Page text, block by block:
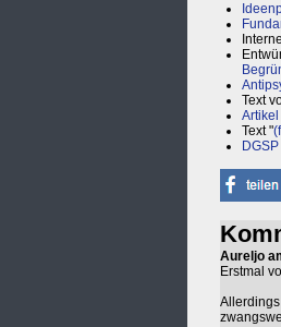
Text
Text "
Aureljo
Erstmal